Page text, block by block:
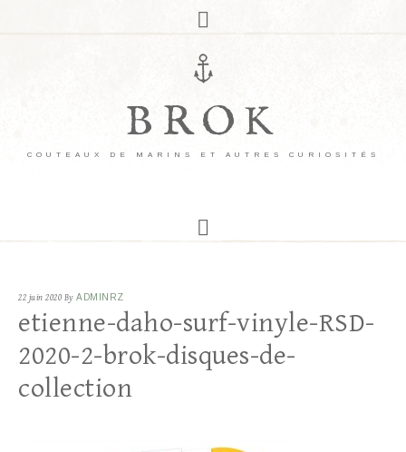
BROK
COUTEAUX DE MARINS ET AUTRES CURIOSITÉS
22 juin 2020 By ADMINRZ
etienne-daho-surf-vinyle-RSD-
2020-2-brok-disques-de-
collection